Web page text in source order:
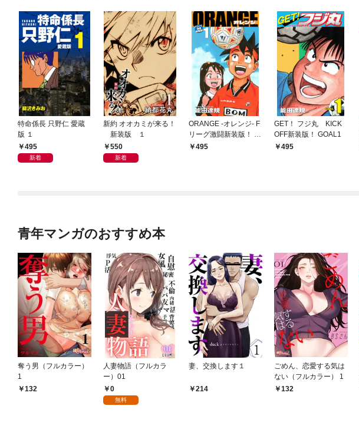
特命係長 只野仁 愛蔵
版 １
495
新着
新約 オオカミが来る！
新装版 １
550
新着
ORANGE -オレンジ- F
リーグ激闘新装版！ 第
１巻495
GET！ フジ丸 KICK
OFF新装版！ GOAL1
495
青年マンガのおすすめ本
奪う男（フルカラー）
1
132
人妻物語（フルカラ
ー）01
0
無料
妻、交換します１
214
ごめん、恋愛する気は
ない（フルカラー） 1
132